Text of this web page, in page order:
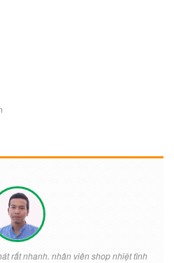
rất nhanh. nhân viên shop nhiệt tình